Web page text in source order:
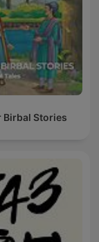
Birbal Stories